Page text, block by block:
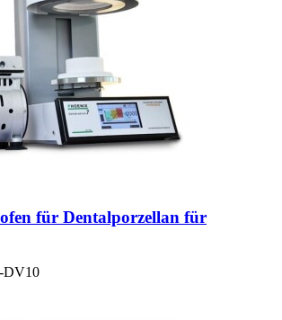
für Dentalporzellan für
DV10